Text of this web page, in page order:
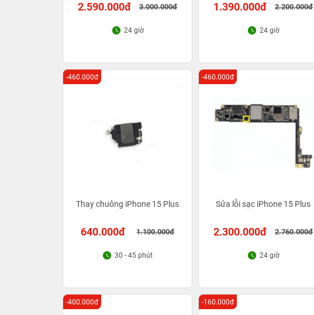
2.590.000đ 3.000.000đ
24 giờ
1.390.000đ 2.200.000đ
24 giờ
Thay chuông iPhone 15 Plus
640.000đ 1.100.000đ
-460.000đ
30 - 45 phút
Sửa lỗi sạc iPhone 15 Plus
2.300.000đ 2.760.000đ
-460.000đ
24 giờ
-400.000đ -160.000đ